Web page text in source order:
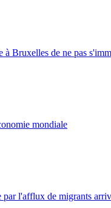
Bruxelles de ne pas
mondiale
par l'afflux de migrants